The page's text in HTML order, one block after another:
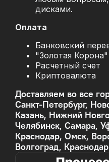
дисками.
Оплата
Банковский
"Золотая Корона"
Расчетный счет
Криптовалюта
Доставляем во все
Санкт-Петербург,
Казань, Нижний
Челябинск, Самара,
Краснодар, Омск,
Волгоград,